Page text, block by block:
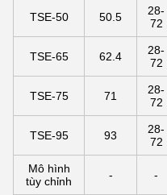
TSE-50 50.5
28-
72
TSE-65 62.4
28-
72
TSE-75 71
28-
72
TSE-95 93
28-
72
Mô hình
tùy chỉnh
- -